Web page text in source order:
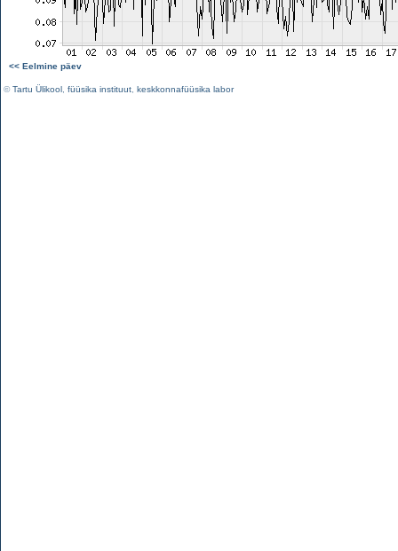
<< Eelmine päev
©Tartu Ülikool füüsika instituut keskkonnafüüsika labor